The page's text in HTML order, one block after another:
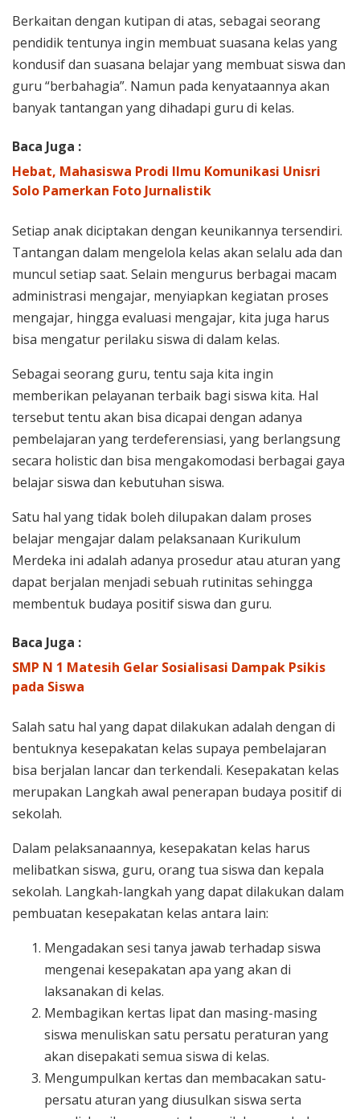
Berkaitan dengan kutipan di atas, sebagai seorang
pendidik tentunya ingin membuat suasana kelas yang
kondusif dan suasana belajar yang membuat siswa dan
guru “berbahagia”. Namun pada kenyataannya akan
banyak tantangan yang dihadapi guru di kelas.
Baca Juga :
Hebat, Mahasiswa Prodi Ilmu Komunikasi Unisri
Solo Pamerkan Foto Jurnalistik
Setiap anak diciptakan dengan keunikannya tersendiri.
Tantangan dalam mengelola kelas akan selalu ada dan
muncul setiap saat. Selain mengurus berbagai macam
administrasi mengajar, menyiapkan kegiatan proses
mengajar, hingga evaluasi mengajar, kita juga harus
bisa mengatur perilaku siswa di dalam kelas.
Sebagai seorang guru, tentu saja kita ingin
memberikan pelayanan terbaik bagi siswa kita. Hal
tersebut tentu akan bisa dicapai dengan adanya
pembelajaran yang terdeferensiasi, yang berlangsung
secara holistic dan bisa mengakomodasi berbagai gaya
belajar siswa dan kebutuhan siswa.
Satu hal yang tidak boleh dilupakan dalam proses
belajar mengajar dalam pelaksanaan Kurikulum
Merdeka ini adalah adanya prosedur atau aturan yang
dapat berjalan menjadi sebuah rutinitas sehingga
membentuk budaya positif siswa dan guru.
Baca Juga :
SMP N 1 Matesih Gelar Sosialisasi Dampak Psikis
pada Siswa
Salah satu hal yang dapat dilakukan adalah dengan di
bentuknya kesepakatan kelas supaya pembelajaran
bisa berjalan lancar dan terkendali. Kesepakatan kelas
merupakan Langkah awal penerapan budaya positif di
sekolah.
Dalam pelaksanaannya, kesepakatan kelas harus
melibatkan siswa, guru, orang tua siswa dan kepala
sekolah. Langkah-langkah yang dapat dilakukan dalam
pembuatan kesepakatan kelas antara lain:
Mengadakan sesi tanya jawab terhadap siswa
mengenai kesepakatan apa yang akan di
laksanakan di kelas.
Membagikan kertas lipat dan masing-masing
siswa menuliskan satu persatu peraturan yang
akan disepakati semua siswa di kelas.
Mengumpulkan kertas dan membacakan satu-
persatu aturan yang diusulkan siswa serta